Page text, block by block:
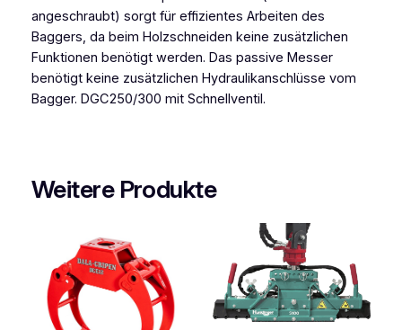
angeschraubt) sorgt für effizientes Arbeiten des
Baggers, da beim Holzschneiden keine zusätzlichen
Funktionen benötigt werden. Das passive Messer
benötigt keine zusätzlichen Hydraulikanschlüsse vom
Bagger. DGC250/300 mit Schnellventil.
Weitere Produkte